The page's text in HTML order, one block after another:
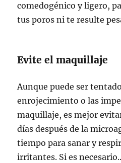
comedogénico y ligero,
tus poros ni te resulte
Evite el maquillaje
Aunque puede ser
enrojecimiento o las
maquillaje, es mejor
días después de la
tiempo para sanar y
irritantes. Si es